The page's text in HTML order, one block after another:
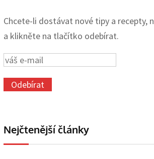
Chcete-li dostávat nové tipy a recepty,
a klikněte na tlačítko odebírat.
Nejčtenější články